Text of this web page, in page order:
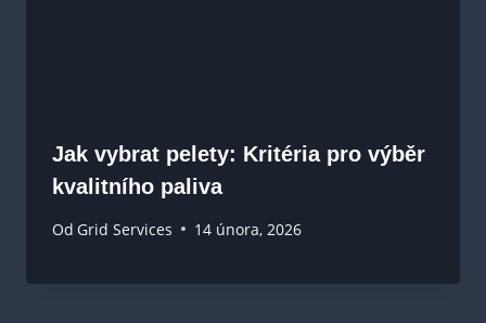
Jak vybrat pelety: Kritéria pro výběr
kvalitního paliva
Od Grid Services 14 února, 2026